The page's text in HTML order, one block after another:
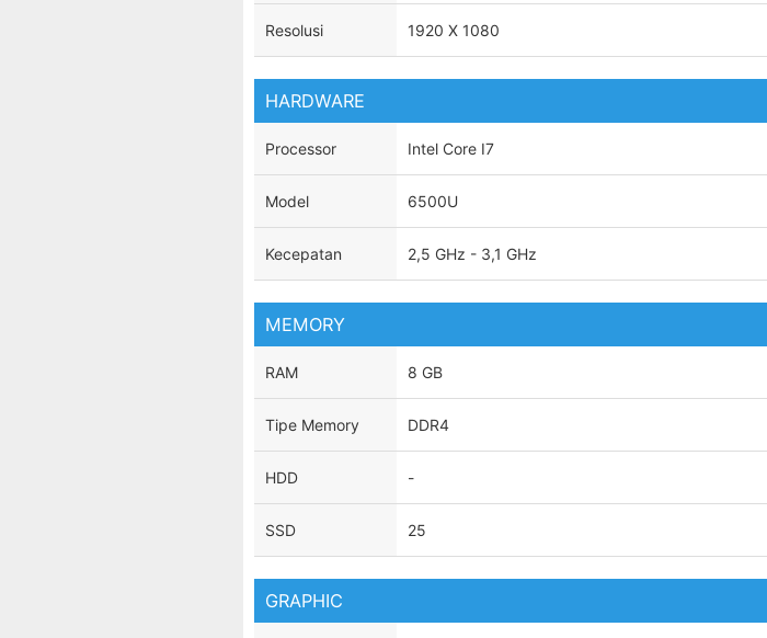
Resolusi 1920 X 1080
HARDWARE
Processor Intel Core I7
Model 6500U
Kecepatan 2,5 GHz - 3,1 GHz
MEMORY
RAM 8 GB
Tipe Memory DDR4
HDD -
SSD 25
GRAPHIC